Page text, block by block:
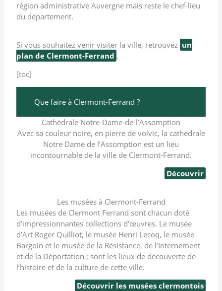
région administrative Auvergne mais reste le chef-lieu
du département.
Si vous souhaitez venir visiter la ville, retrouvez un
plan de Clermont-Ferrand .
[toc]
Que faire à Clermont-Ferrand ?
Cathédrale Notre-Dame-de-l’Assomption
Avec sa couleur noire, en pierre de volvic, la cathédrale
Notre Dame de l’Assomption est un lieu
incontournable de la ville de Clermont-Ferrand.
Découvrir
Les musées à Clermont-Ferrand
Les musées de Clermont Ferrand sont chacun doté
d’impressionnantes collections d’œuvres. Le musée
d’Art Roger Quilliot, le musée Henri Lecoq, le musée
Bargoin et le musée de la Résistance, de l’Internement
et de la Déportation ; sont les lieux de découverte de
l’histoire et de la culture de cette ville.
Découvrir les musées clermontois